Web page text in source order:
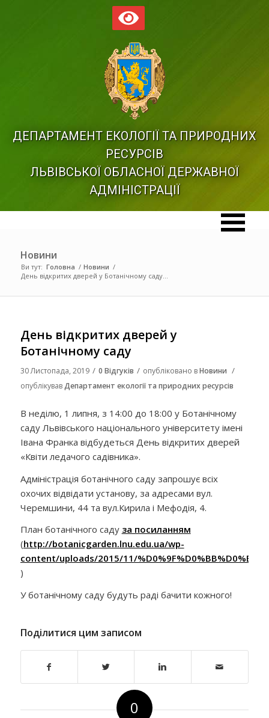
ДЕПАРТАМЕНТ ЕКОЛОГІЇ ТА ПРИРОДНИХ
РЕСУРСІВ
ЛЬВІВСЬКОЇ ОБЛАСНОЇ ДЕРЖАВНОЇ
АДМІНІСТРАЦІЇ
Новини
Ви тут: Головна / Новини /
День відкритих дверей у Ботанічному саду...
День відкритих дверей у
Ботанічному саду
30 Листопада, 2019 / 0 Відгуків / опубліковано вНовини /
опублікувавДепартамент екології та природних ресурсів
В неділю, 1 липня, з 14:00 до 18:00 у Ботанічному
саду Львівського національного університету імені
Івана Франка відбудеться День відкритих дверей
«Квіти ледачого садівника».
Адміністрація ботанічного саду запрошує всіх
охочих відвідати установу, за адресами вул.
Черемшини, 44 та вул.Кирила і Мефодія, 4.
План ботанічного саду за посиланням
(http://botanicgarden.lnu.edu.ua/wp-
content/uploads/2015/11/
)
У ботанічному саду будуть раді бачити кожного!
Поділитися цим записом
0